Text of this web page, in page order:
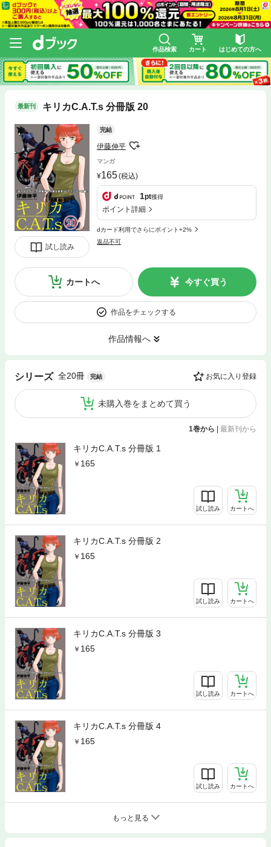
作品検索 カート はじめての方へ
最新刊 キリカC.A.T.s 分冊版 20
試し読み
完結
伊藤伸平
マンガ
165(税込)
1pt獲得
ポイント詳細
dカード利用でさらにポイント+2%
返品不可
カートへ 今すぐ買う
作品をチェックする
作品情報へ
シリーズ 全20冊 完結 お気に入り登録
未購入巻をまとめて買う
1巻から | 最新刊から
キリカC.A.T.s 分冊版 1
165
試し読み カートへ
キリカC.A.T.s 分冊版 2
165
試し読み カートへ
キリカC.A.T.s 分冊版 3
165
試し読み カートへ
キリカC.A.T.s 分冊版 4
165
試し読み カートへ
もっと見る